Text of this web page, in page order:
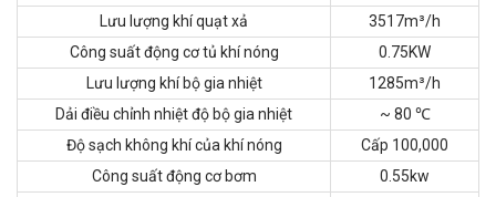
Lưu lượng khí quạt xả
3517m³/h
Công suất động cơ tủ khí nóng
0.75KW
Lưu lượng khí bộ gia nhiệt
1285m³/h
Dải điều chỉnh nhiệt độ bộ gia nhiệt
~ 80 ℃
Độ sạch không khí của khí nóng
Cấp 100,000
Công suất động cơ bơm
0.55kw